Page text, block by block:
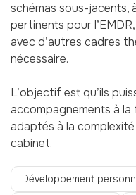
schémas sous-jacents,
pertinents pour
avec d’autres cadres
nécessaire.
L’objectif est qu’ils
accompagnements à
adaptés à la
cabinet.
Développement